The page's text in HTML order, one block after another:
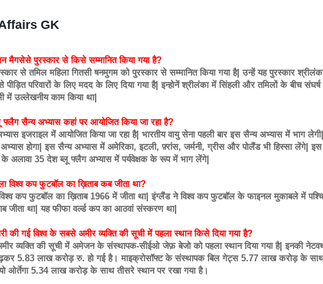
GK
मैगसेसे पुरस्कार से किसे सम्मानित किया गया है?
से तमिल महिला गितसी षनमुगम को पुरस्कार से सम्मानित किया गया है| उन्हें यह पुरस्कार
परिवारों के लिए मदद के लिए दिया गया है| इन्होनें श्रीलंका में सिंहली और तमिलों के बीच
में उल्लेखनीय काम किया था|
फ्लैग सैन्य अभ्यास कहां पर आयोजित किया जा रहा है?
इजराइल में आयोजित किया जा रहा है| भारतीय वायु सेना पहली बार इस सैन्य अभ्यास में भाग
होगा| इस सैन्य अभ्यास में अमेरिका, इटली, फ़्रांस, जर्मनी, ग्रीस और पोलैंड भी हिस्सा लेंगे|
अलावा 35 देश ब्लू फ्लैग अभ्यास में पर्यवेक्षक के रूप में भाग लेंगे|
विश्व कप फुटबॉल का ख़िताब कब जीता था?
कप फुटबॉल का ख़िताब 1966 में जीता था| इंग्लैंड ने विश्व कप फुटबॉल के फाइनल मुकाबले में
जीता था| यह फीफा वर्ल्ड कप का आठवां संस्करण था|
की गई विश्व के सबसे अमीर व्यक्ति की सूची में पहला स्थान किसे दिया गया है?
व्यक्ति की सूची में अमेजन के संस्थापक-सीईओ जेफ़ बेजो को पहला स्थान दिया गया है| इनकी
5.83 लाख करोड़ रु. हो गई है। माइक्रोसॉफ्ट के संस्थापक बिल गेट्स 5.77 लाख करोड़ के
ओर्तेगा 5.34 लाख करोड़ के साथ तीसरे स्थान पर रखा गया है।